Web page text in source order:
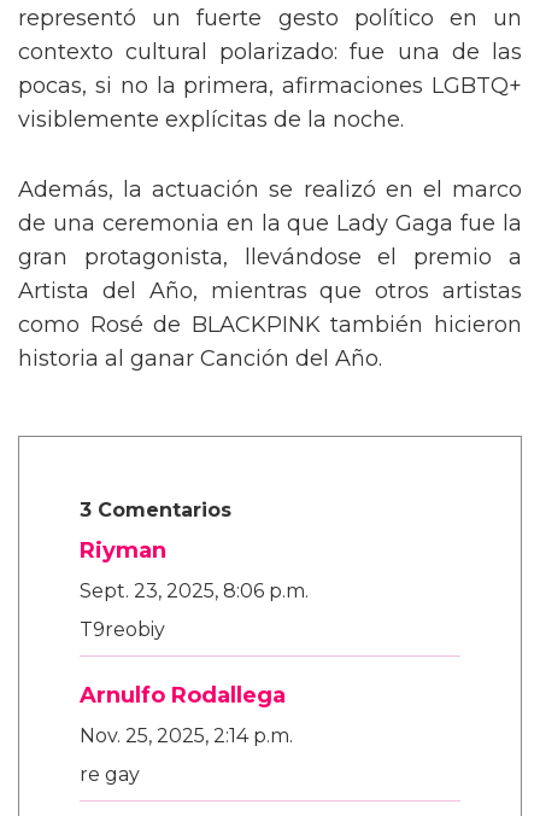
representó un fuerte gesto político en un
contexto cultural polarizado: fue una de las
pocas, si no la primera, afirmaciones LGBTQ+
visiblemente explícitas de la noche.
Además, la actuación se realizó en el marco
de una ceremonia en la que Lady Gaga fue la
gran protagonista, llevándose el premio a
Artista del Año, mientras que otros artistas
como Rosé de BLACKPINK también hicieron
historia al ganar Canción del Año.
3 Comentarios
Riyman
Sept. 23, 2025, 8:06 p.m.
T9reobiy
Arnulfo Rodallega
Nov. 25, 2025, 2:14 p.m.
re gay